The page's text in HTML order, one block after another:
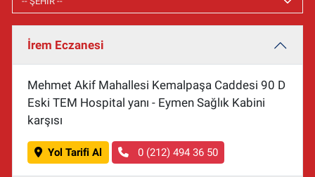
İrem Eczanesi
Mehmet Akif Mahallesi Kemalpaşa Caddesi 90 D
Eski TEM Hospital yanı - Eymen Sağlık Kabini
karşısı
Yol Tarifi Al 0 (212) 494 36 50